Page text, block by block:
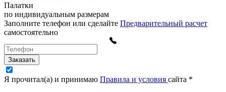
Палатки
по индивидуальным размерам
Заполните телефон или сделайте Предварительный расчет
самостоятельно
Заказать
Я прочитал(а) и принимаю Правила и условия сайта *